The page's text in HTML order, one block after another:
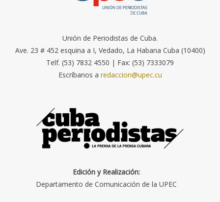
Unión de Periodistas de Cuba.
Ave. 23 # 452 esquina a I, Vedado, La Habana Cuba (10400)
Telf. (53) 7832 4550 | Fax: (53) 7333079
Escríbanos a redaccion@upec.cu
Edición y Realización:
Departamento de Comunicación de la UPEC